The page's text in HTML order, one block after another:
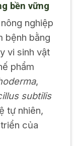
bền vững
nghiệp
bệnh bằng
vi sinh vật
phẩm
subtilis
tự nhiên,
của